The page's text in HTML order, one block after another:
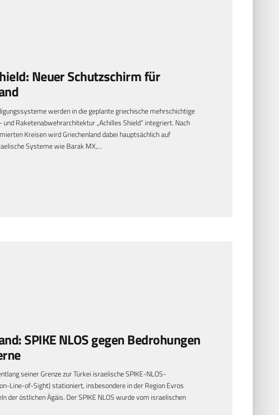
Neuer Schutzschirm für
werden in die geplante griechische mehrschichtige
Raketenabwehrarchitektur „Achilles Shield“ integriert. Nach
Kreisen wird Griechenland dabei hauptsächlich auf
Systeme wie Barak MX,…
SPIKE NLOS gegen Bedrohungen
seiner Grenze zur Türkei israelische SPIKE-NLOS-
Line-of-Sight) stationiert, insbesondere in der Region Evros
der östlichen Ägäis. Der SPIKE NLOS wurde vom israelischen